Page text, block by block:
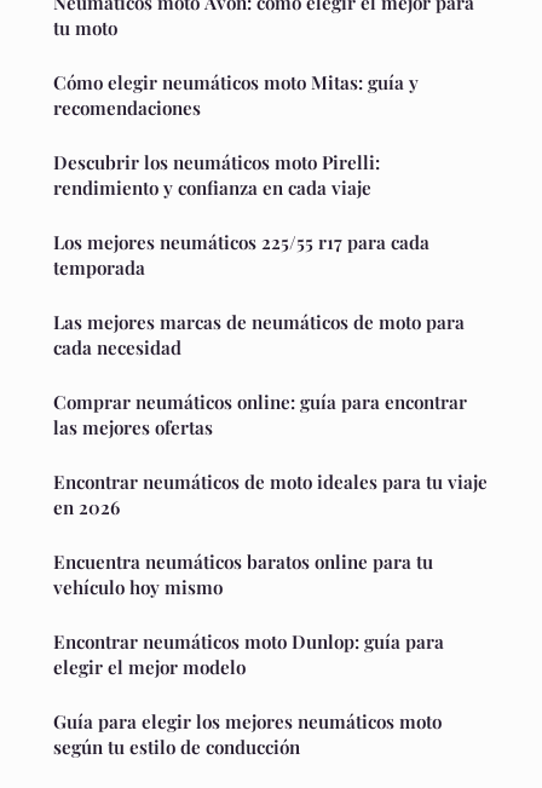
tu moto
Cómo elegir neumáticos moto Mitas: guía y
recomendaciones
Descubrir los neumáticos moto Pirelli:
rendimiento y confianza en cada viaje
Los mejores neumáticos 225/55 r17 para cada
temporada
Las mejores marcas de neumáticos de moto para
cada necesidad
Comprar neumáticos online: guía para encontrar
las mejores ofertas
Encontrar neumáticos de moto ideales para tu viaje
en 2026
Encuentra neumáticos baratos online para tu
vehículo hoy mismo
Encontrar neumáticos moto Dunlop: guía para
elegir el mejor modelo
Guía para elegir los mejores neumáticos moto
según tu estilo de conducción